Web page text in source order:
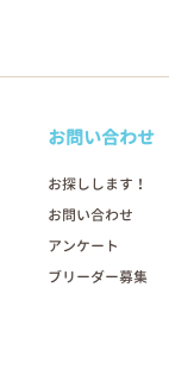
お問い合わせ
お探しします！
お問い合わせ
アンケート
ブリーダー募集